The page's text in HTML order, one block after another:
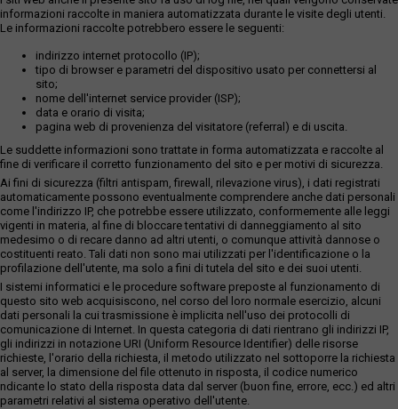
informazioni raccolte in maniera automatizzata durante le visite degli utenti.
Le informazioni raccolte potrebbero essere le seguenti:
indirizzo internet protocollo (IP);
tipo di browser e parametri del dispositivo usato per connettersi al
sito;
nome dell'internet service provider (ISP);
data e orario di visita;
pagina web di provenienza del visitatore (referral) e di uscita.
Le suddette informazioni sono trattate in forma automatizzata e raccolte al
fine di verificare il corretto funzionamento del sito e per motivi di sicurezza.
Ai fini di sicurezza (filtri antispam, firewall, rilevazione virus), i dati registrati
automaticamente possono eventualmente comprendere anche dati personali
come l'indirizzo IP, che potrebbe essere utilizzato, conformemente alle leggi
vigenti in materia, al fine di bloccare tentativi di danneggiamento al sito
medesimo o di recare danno ad altri utenti, o comunque attività dannose o
costituenti reato. Tali dati non sono mai utilizzati per l'identificazione o la
profilazione dell'utente, ma solo a fini di tutela del sito e dei suoi utenti.
I sistemi informatici e le procedure software preposte al funzionamento di
questo sito web acquisiscono, nel corso del loro normale esercizio, alcuni
dati personali la cui trasmissione è implicita nell'uso dei protocolli di
comunicazione di Internet. In questa categoria di dati rientrano gli indirizzi IP,
gli indirizzi in notazione URI (Uniform Resource Identifier) delle risorse
richieste, l'orario della richiesta, il metodo utilizzato nel sottoporre la richiesta
al server, la dimensione del file ottenuto in risposta, il codice numerico
ndicante lo stato della risposta data dal server (buon fine, errore, ecc.) ed altri
parametri relativi al sistema operativo dell'utente.